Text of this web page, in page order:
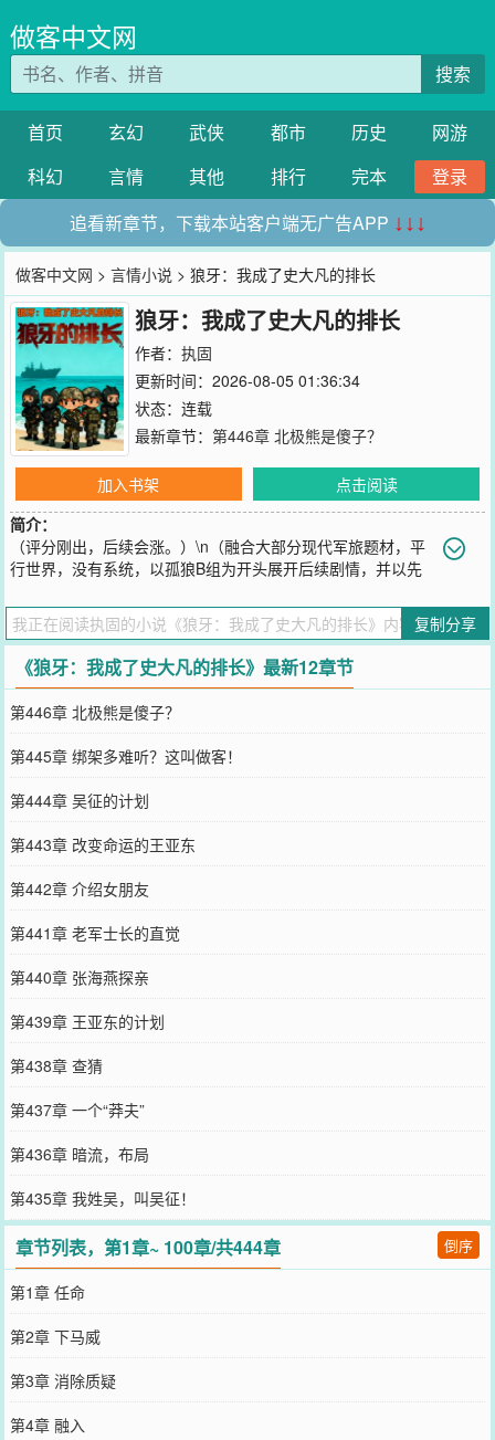
做客中文网
搜索
首页 玄幻 武侠 都市 历史
网游
科幻
言情 其他 排行 完本
登录
追看新章节，下载本站客户端无广告APP ↓↓↓
做客中文网 >言情小说 > 狼牙：我成了史大凡的排长
狼牙：我成了史大凡的排长
作者： 执固
更新时间：2026-08-05 01:36:34
状态：连载
最新章节： 第446章 北极熊是傻子？
加入书架
点击阅读
简介：
（评分刚出，后续会涨。）\n（融合大部分现代军旅题材，平
行世界，没有系统，以孤狼B组为开头展开后续剧情，并以先
的特战指挥官魂穿到刚刚从军校毕业的吴征身上，被任命的单位正是
海军陆战队两栖侦察连，并成为了特一里面那个搞笑卫生员的排长。
\n\n你当了兵，见我如井中蛙观天上月。\n你当了特种兵，见我如一粒
蜉蝣见青天。\n你当了兵，叫我们仓库保管员，我不挑你理。\n你当
了特种兵，叫我仓库保管员我就得带上我的人“好好教教”你何为特种
兵。
您要是觉得《
狼牙：我成了史大凡的排长
您QQ群和微博微信里的朋友推荐哦！
复制分享
《狼牙：我成了史大凡的排长》最新12章节
第446章 北极熊是傻子？
第445章 绑架多难听？这叫做客！
第444章 吴征的计划
第443章 改变命运的王亚东
第442章 介绍女朋友
第441章 老军士长的直觉
第440章 张海燕探亲
第439章 王亚东的计划
第438章 查猜
第437章 一个“莽夫”
第436章 暗流，布局
第435章 我姓吴，叫吴征！
章节列表，第1章~ 100章/共444章 倒序
第1章 任命
第2章 下马威
第3章 消除质疑
第4章 融入